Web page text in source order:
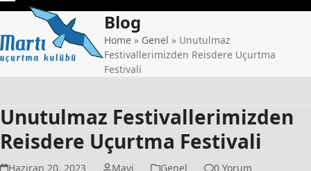
Skip
content
Open
mobile
menu
Close
mobile
menu
Blog
Home » Genel » Unutulmaz
Festivallerimizden Reisdere Uçurtma
Festivali
Unutulmaz Festivallerimizden
Reisdere Uçurtma Festivali
Haziran 20, 2023 Mavi Genel 0 Yorum